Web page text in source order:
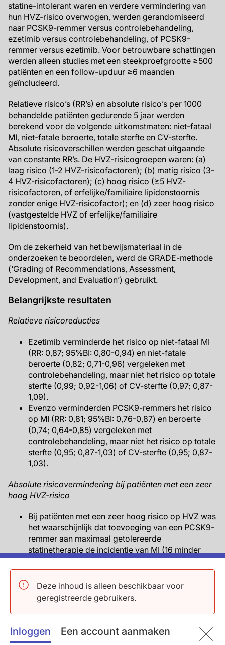
Deze inhoud is alleen beschikbaar voor
geregistreerde gebruikers.
Inloggen Een account aanmaken
statine-intolerant waren en verdere vermindering van
hun HVZ-risico overwogen, werden gerandomiseerd
naar PCSK9-remmer versus controlebehandeling,
ezetimib versus controlebehandeling, of PCSK9-
remmer versus ezetimib. Voor betrouwbare schattingen
werden alleen studies met een steekproefgrootte ≥500
patiënten en een follow-upduur ≥6 maanden
geïncludeerd.
Relatieve risico’s (RR’s) en absolute risico’s per 1000
behandelde patiënten gedurende 5 jaar werden
berekend voor de volgende uitkomstmaten: niet-fataal
MI, niet-fatale beroerte, totale sterfte en CV-sterfte.
Absolute risicoverschillen werden geschat uitgaande
van constante RR’s. De HVZ-risicogroepen waren: (a)
laag risico (1-2 HVZ-risicofactoren); (b) matig risico (3-
4 HVZ-risicofactoren); (c) hoog risico (≥5 HVZ-
risicofactoren, of erfelijke/familiaire lipidenstoornis
zonder enige HVZ-risicofactor); en (d) zeer hoog risico
(vastgestelde HVZ of erfelijke/familiaire
lipidenstoornis).
Om de zekerheid van het bewijsmateriaal in de
onderzoeken te beoordelen, werd de GRADE-methode
(‘Grading of Recommendations, Assessment,
Development, and Evaluation’) gebruikt.
Belangrijkste resultaten
Relatieve risicoreducties
Ezetimib verminderde het risico op niet-fataal MI
(RR: 0,87; 95%BI: 0,80-0,94) en niet-fatale
beroerte (0,82; 0,71-0,96) vergeleken met
controlebehandeling, maar niet het risico op totale
sterfte (0,99; 0,92-1,06) of CV-sterfte (0,97; 0,87-
1,09).
Evenzo verminderden PCSK9-remmers het risico
op MI (RR: 0,81; 95%BI: 0,76-0,87) en beroerte
(0,74; 0,64-0,85) vergeleken met
controlebehandeling, maar niet het risico op totale
sterfte (0,95; 0,87-1,03) of CV-sterfte (0,95; 0,87-
1,03).
Absolute risicovermindering bij patiënten met een zeer
hoog HVZ-risico
Bij patiënten met een zeer hoog risico op HVZ was
het waarschijnlijk dat toevoeging van een PCSK9-
remmer aan maximaal getolereerde
statinetherapie de incidentie van MI (16 minder
patiënten per 1000) en beroerte (21 minder per
1000) kan verminderen (matige tot hoge
zekerheid).
Voor de toevoeging van ezetimib aan
statinebehandeling was het waarschijnlijk dat de
frequentie van beroerte (14 minder per 1000) kan
verlagen, maar de vermindering in MI-frequentie
(11 minder per 1000) (beide matige zekerheid)